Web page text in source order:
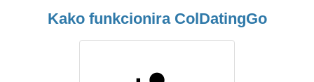
Kako funkcionira ColDatingGo